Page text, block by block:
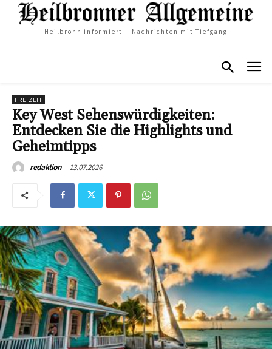
Heilbronn informiert – Nachrichten mit Tiefgang
FREIZEIT
Key West Sehenswürdigkeiten:
Entdecken Sie die Highlights und
Geheimtipps
redaktion 13.07.2026